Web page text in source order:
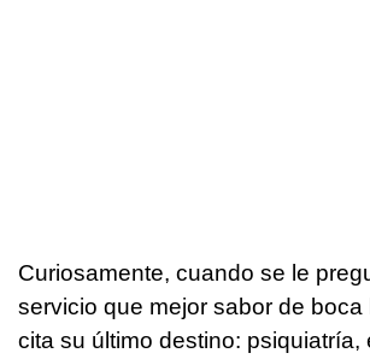
Curiosamente, cuando se le
servicio que mejor sabor de boca
cita su último destino: psiquiatría,